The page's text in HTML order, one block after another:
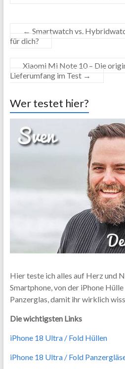
← Smartwatch vs.
für dich?
Xiaomi Mi Note 10 – Die
Lieferumfang im Test →
Wer testet hier?
Hier teste ich alles auf Herz und
Smartphone, von der iPhone
Panzerglas, damit ihr wirklich
Die wichtigsten Links
iPhone 18 Ultra / Fold Hüllen
iPhone 18 Ultra / Fold